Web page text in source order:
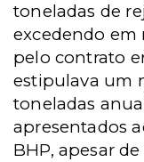
toneladas de
excedendo
pelo contrato
estipulava um
toneladas
apresentados
BHP, apesar